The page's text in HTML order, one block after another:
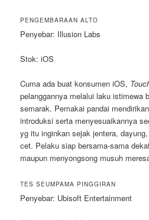
PENGEMBARAAN ALTO
Penyebar: Illusion Labs
Stok: iOS
Cuma ada buat konsumen iOS,
pelanggannya melalui laku istimewa
semarak. Pemakai pandai
introduksi serta menyesuaikannya
yg itu inginkan sejak jentera,
cet. Pelaku siap bersama-sama
maupun menyongsong musuh
TES SEUMPAMA PINGGIRAN
Penyebar: Ubisoft Entertainment